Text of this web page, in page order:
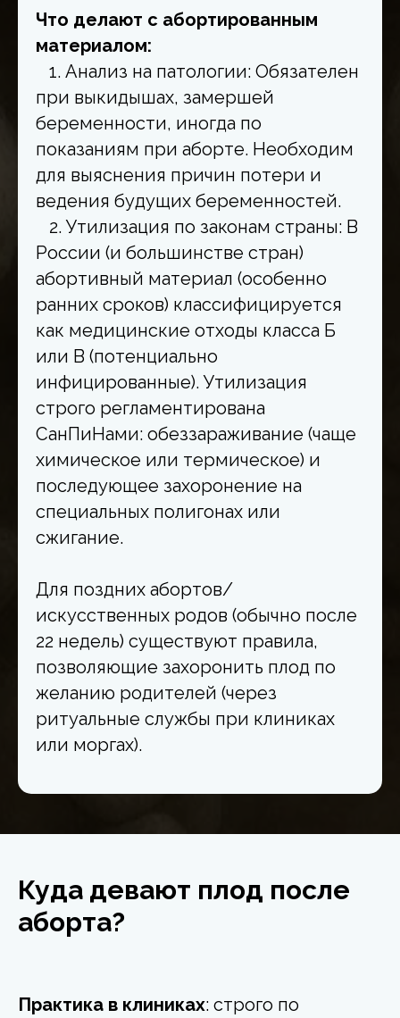
Что делают с абортированным
материалом:
1. Анализ на патологии: Обязателен
при выкидышах, замершей
беременности, иногда по
показаниям при аборте. Необходим
для выяснения причин потери и
ведения будущих беременностей.
2. Утилизация по законам страны: В
России (и большинстве стран)
абортивный материал (особенно
ранних сроков) классифицируется
как медицинские отходы класса Б
или В (потенциально
инфицированные). Утилизация
строго регламентирована
СанПиНами: обеззараживание (чаще
химическое или термическое) и
последующее захоронение на
специальных полигонах или
сжигание.
Для поздних абортов/
искусственных родов (обычно после
22 недель) существуют правила,
позволяющие захоронить плод по
желанию родителей (через
ритуальные службы при клиниках
или моргах).
Куда девают плод после
аборта?
Практика в клиниках: строго по